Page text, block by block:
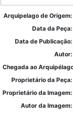
Arquipelago de Origem:
Data da Peça:
Data de Publicação:
Autor:
Chegada ao
Proprietário da Peça:
Proprietário da Imagem:
Autor da Imagem: